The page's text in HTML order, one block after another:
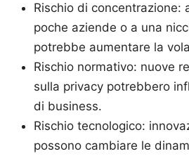
Rischio di concentrazione:
poche aziende o a una
potrebbe aumentare la
Rischio normativo: nuove
sulla privacy potrebbero
di business.
Rischio tecnologico:
possono cambiare le